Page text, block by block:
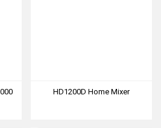
HD1200D Home Mixer